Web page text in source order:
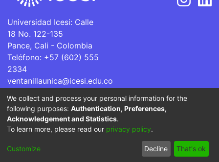
Universidad Icesi: Calle
18 No. 122-135
Pance, Cali - Colombia
Teléfono: +57 (602) 555
2334
ventanillaunica@icesi.edu.co
La Universidad Icesi es una Institución de Educación
Superior que se encuentra sujeta a inspección y vigilancia
por parte del Ministerio de Educación Nacional.
Cookie
End User
Agreement
Send
Feedback
We collect and process your personal information for the
following purposes: Authentication, Preferences,
Acknowledgement and Statistics.
To learn more, please read our privacy policy.
Customize Decline That's ok